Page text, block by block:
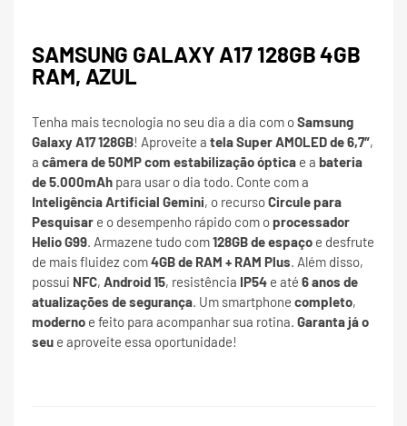
SAMSUNG GALAXY A17 128GB 4GB
RAM, AZUL
Tenha mais tecnologia no seu dia a dia com oSamsung
Galaxy A17 128GB! Aproveite a tela Super AMOLED de 6,7″,
a câmera de 50MP com estabilização óptica e a bateria
de 5.000mAh para usar o dia todo. Conte com a
Inteligência Artificial Gemini, o recursoCircule para
Pesquisar e o desempenho rápido com oprocessador
Helio G99. Armazene tudo com128GB de espaço e desfrute
de mais fluidez com4GB de RAM + RAM Plus. Além disso,
possui NFC, Android 15, resistência IP54 e até 6 anos de
atualizações de segurança. Um smartphone completo,
moderno e feito para acompanhar sua rotina. Garanta já o
seu e aproveite essa oportunidade!